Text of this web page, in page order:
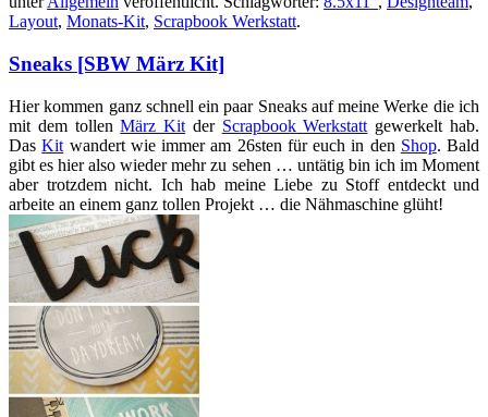
Layout, Monats-Kit, Scrapbook Werkstatt.
Sneaks [SBW März Kit]
Hier kommen ganz schnell ein paar Sneaks auf meine Werke die ich
mit dem tollenMärz Kit der Scrapbook Werkstatt gewerkelt hab.
DasKit wandert wie immer am 26sten für euch in den Shop. Bald
gibt es hier also wieder mehr zu sehen … untätig bin ich im Moment
aber trotzdem nicht. Ich hab meine Liebe zu Stoff entdeckt und
arbeite an einem ganz tollen Projekt … die Nähmaschine glüht!